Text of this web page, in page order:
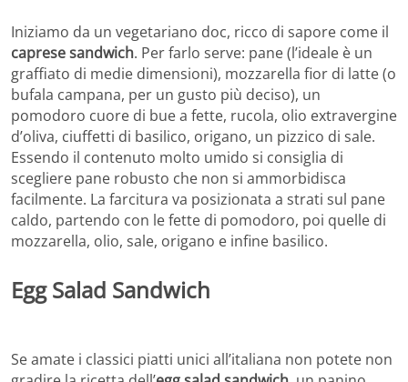
Iniziamo da un vegetariano doc, ricco di sapore come il
caprese sandwich. Per farlo serve: pane (l’ideale è un
graffiato di medie dimensioni), mozzarella fior di latte (o
bufala campana, per un gusto più deciso), un
pomodoro cuore di bue a fette, rucola, olio extravergine
d’oliva, ciuffetti di basilico, origano, un pizzico di sale.
Essendo il contenuto molto umido si consiglia di
scegliere pane robusto che non si ammorbidisca
facilmente. La farcitura va posizionata a strati sul pane
caldo, partendo con le fette di pomodoro, poi quelle di
mozzarella, olio, sale, origano e infine basilico.
Egg Salad Sandwich
Se amate i classici piatti unici all’italiana non potete non